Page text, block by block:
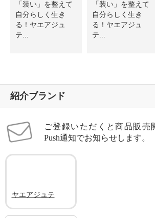
「装い」を整えて
自分らしく生き
る！ヤエアジュ
テ...
「装い」を整えて
自分らしく生き
る！ヤエアジュ
テ...
紹介ブランド
ご登録いただくと商品販売
Push通知でお知らせします。
ヤエアジュテ